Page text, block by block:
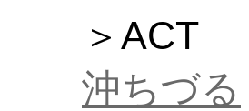
＞ACT
沖ちづる